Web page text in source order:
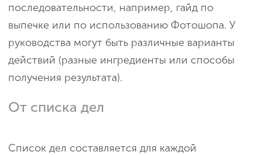
последовательности, например, гайд по
выпечке или по использованию Фотошопа. У
руководства могут быть различные варианты
действий (разные ингредиенты или способы
получения результата).
От списка дел
Список дел составляется для каждой